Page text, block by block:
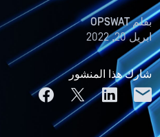
بقلمOPSWAT
ابريل 20, 2022
شارك هذا المنشور